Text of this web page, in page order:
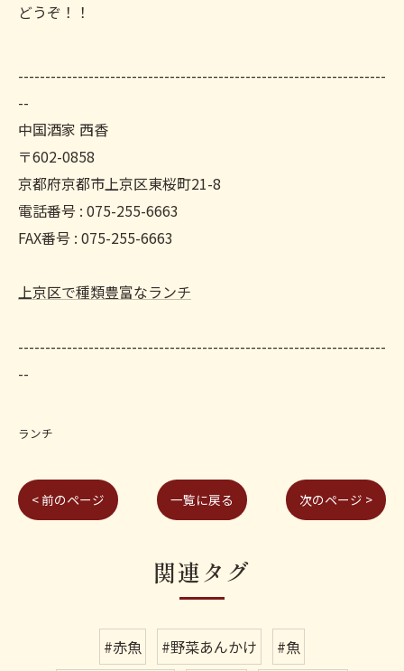
どうぞ！！
--------------------------------------------------------------------
--
中国酒家 西香
〒602-0858
京都府京都市上京区東桜町21-8
電話番号 : 075-255-6663
FAX番号 : 075-255-6663
上京区で種類豊富なランチ
--------------------------------------------------------------------
--
ランチ
< 前のページ 一覧に戻る 次のページ >
関連タグ
#赤魚 #野菜あんかけ
#魚